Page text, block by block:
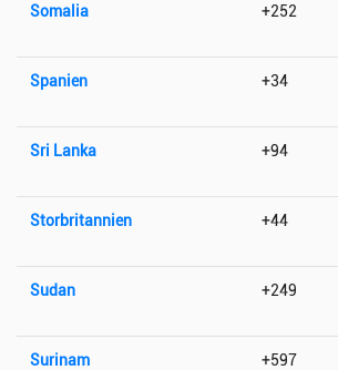
Somalia +252
Spanien +34
Sri Lanka +94
Storbritannien +44
Sudan +249
Surinam +597